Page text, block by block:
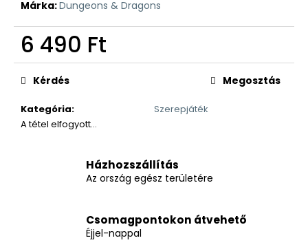
Márka:Dungeons & Dragons
6 490 Ft
Egységár:
Kategória:
Szerepjáték
A tétel elfogyott…
Kérdés Megosztás
Házhozszállítás
Az ország egész területére
Csomagpontokon átvehető
Éjjel-nappal